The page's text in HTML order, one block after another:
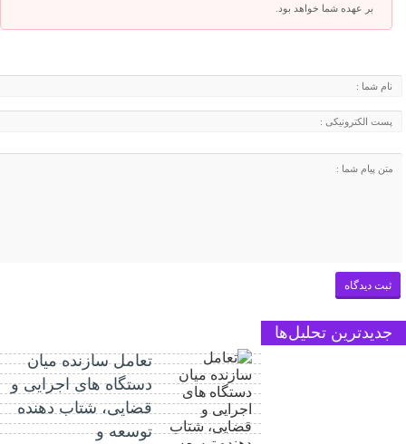
بر عهده شما خواهد بود.
جدیدترین تحلیل‌ها
تعامل سازنده میان
دستگاه‌ های اجرایی و
قضایی، شتاب‌ دهنده
توسعه و